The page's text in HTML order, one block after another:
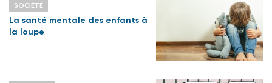
SOCIÉTÉ
La santé mentale des enfants à
la loupe